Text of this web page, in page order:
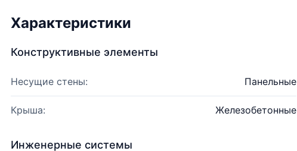
Характеристики
Конструктивные элементы
Несущие стены: Панельные
Крыша: Железобетонные
Инженерные системы